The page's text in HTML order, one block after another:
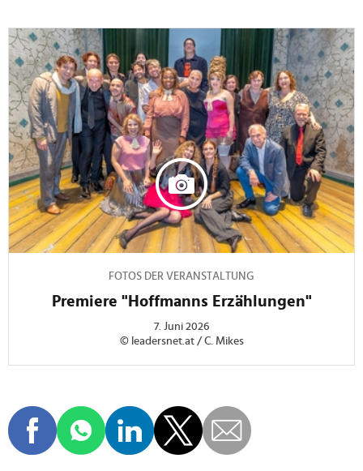
FOTOS DER VERANSTALTUNG
Premiere "Hoffmanns Erzählungen"
7. Juni 2026
© leadersnet.at / C. Mikes